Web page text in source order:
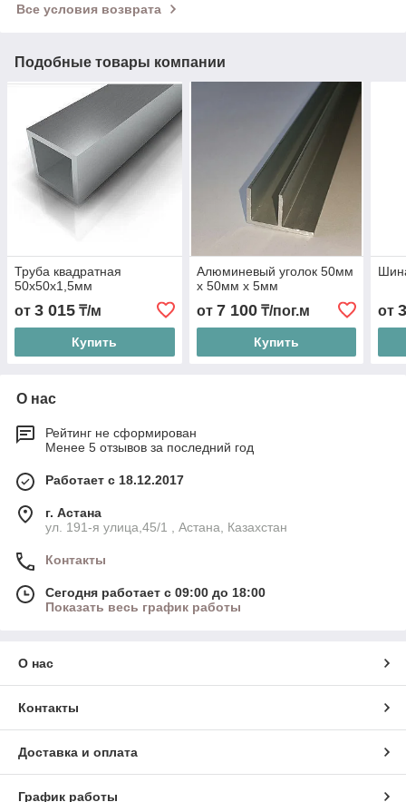
Все условия возврата
Подобные товары компании
Труба квадратная
50х50х1,5мм
от 3 015 ₸/м
Купить
Алюминевый уголок 50мм
х 50мм х 5мм
от 7 100₸/пог.м
Купить
от
О нас
Рейтинг не сформирован
Менее 5 отзывов за последний год
Работает с 18.12.2017
г. Астана
ул. 191-я улица,45/1 , Астана, Казахстан
Контакты
Сегодня работает с 09:00 до 18:00
Показать весь график работы
О нас
Контакты
Доставка и оплата
График работы